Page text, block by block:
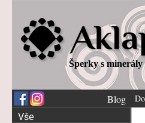
Šperky s
Blog
Vše